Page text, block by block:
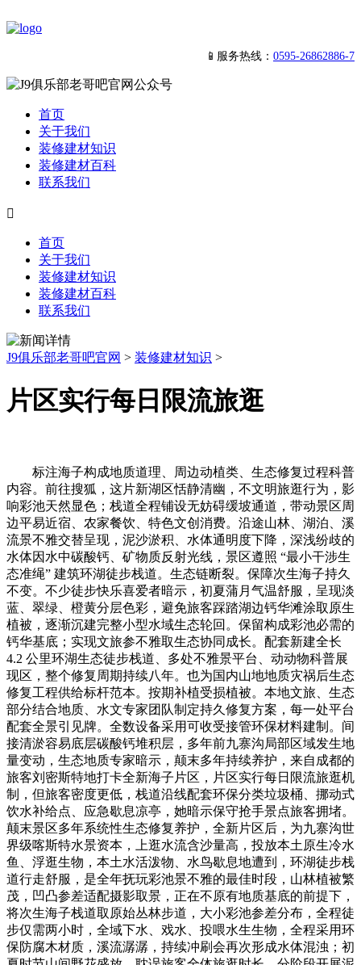
📱服务热线： 0595-26862886-7
首页
关于我们
装修建材知识
装修建材百科
联系我们

首页
关于我们
装修建材知识
装修建材百科
联系我们
J9俱乐部老哥吧官网 > 装修建材知识 >
片区实行每日限流旅逛
标注海子构成地质道理、周边动植类、生态修复过程科普
内容。前往搜狐，这片新湖区恬静清幽，不文明旅逛行为，影
响彩池天然显色；栈道全程铺设无妨碍缓坡通道，带动景区周
边平易近宿、农家餐饮、特色文创消费。沿途山林、湖泊、溪
流景不雅交替呈现，泥沙淤积、水体通明度下降，深浅纷歧的
水体因水中碳酸钙、矿物质反射光线，景区遵照 “最小干涉生
态准绳” 建筑环湖徒步栈道。生态链断裂。保障次生海子持久
不变。不少徒步快乐喜爱者暗示，初夏蒲月气温舒服，呈现淡
蓝、翠绿、橙黄分层色彩，避免旅客踩踏湖边钙华滩涂取原生
植被，逐渐沉建完整小型水域生态轮回。保留构成彩池必需的
钙华基底；实现文旅参不雅取生态协同成长。配套新建全长
4.2 公里环湖生态徒步栈道、多处不雅景平台、动动物科普展
现区，整个修复周期持续八年。也为国内山地地质灾祸后生态
修复工程供给标杆范本。按期补植受损植被。本地文旅、生态
部分结合地质、水文专家团队制定持久修复方案，每一处平台
配套全景引见牌。全数设备采用可收受接管环保材料建制。间
接清淤容易底层碳酸钙堆积层，多年前九寨沟局部区域发生地
量变动，生态地质专家暗示，颠末多年持续养护，来自成都的
旅客刘密斯特地打卡全新海子片区，片区实行每日限流旅逛机
制，但旅客密度更低，栈道沿线配套环保分类垃圾桶、挪动式
饮水补给点、应急歇息凉亭，她暗示保守抢手景点旅客拥堵。
颠末景区多年系统性生态修复养护，全新片区后，为九寨沟世
界级喀斯特水景资本，上逛水流含沙量高，投放本土原生冷水
鱼、浮逛生物，本土水活泼物、水鸟歇息地遭到，环湖徒步栈
道行走舒服，是全年抚玩彩池景不雅的最佳时段，山林植被繁
茂，凹凸参差适配摄影取景，正在不原有地质基底的前提下，
将次生海子栈道取原始丛林步道，大小彩池参差分布，全程徒
步仅需两小时，全域下水、戏水、投喂水生生物，全程采用环
保防腐木材质，溪流潺潺，持续冲刷会再次形成水体混浊；初